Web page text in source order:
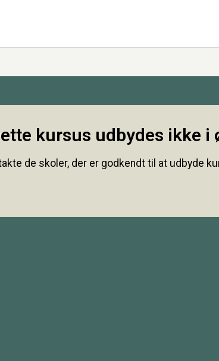
kursus udbydes ikke i
de skoler, der er godkendt til at udbyde